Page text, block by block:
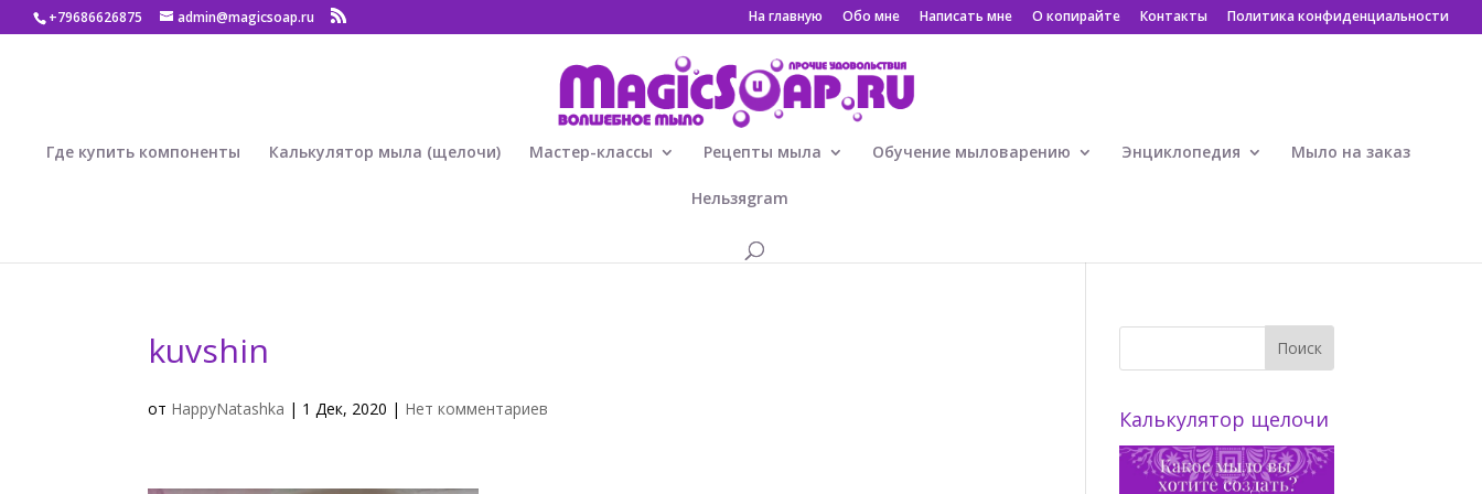
+79686626875 admin@magicsoap.ru На главную Обо мне Написать мне О копирайте Контакты Политика конфиденциальности
Где купить компоненты Калькулятор мыла (щелочи) Мастер-классы Рецепты мыла Обучение мыловарению Энциклопедия Мыло на заказ
Нельзяgram
kuvshin
от HappyNatashka | 1 Дек, 2020 | Нет комментариев Калькулятор щелочи